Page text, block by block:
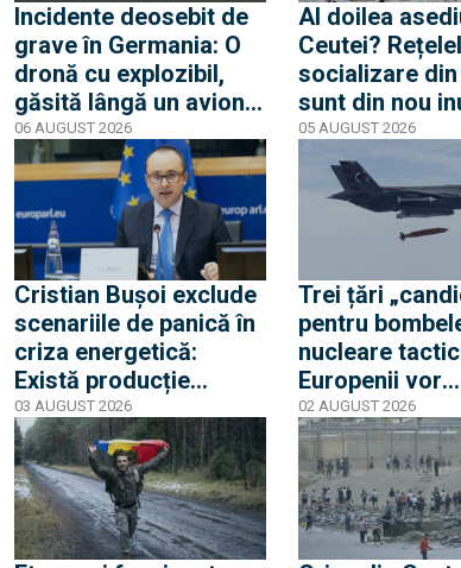
Incidente deosebit de
grave în Germania: O
dronă cu explozibil,
găsită lângă un avion
ucrainean, în timp ce
un alt avion de marfă
care anula aterizarea a
lovit o a doua dronă
06 AUGUST 2026
Al doilea
Ceutei?
socializare
sunt din nou
de mesaje
nouă
orașul spaniol
05 AUGUST 2026
Cristian Bușoi exclude
scenariile de panică în
criza energetică:
Există producție
internă stabilă cât să
alimentăm populația
03 AUGUST 2026
Trei țări
pentru
nucleare
Europenii vor
dislocarea în
pentru a
Rusia că
glumește cu
apărare
02 AUGUST 2026